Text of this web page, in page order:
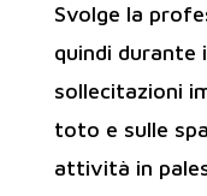
Svolge la
quindi durante
sollecitazioni
toto e sulle
attività in